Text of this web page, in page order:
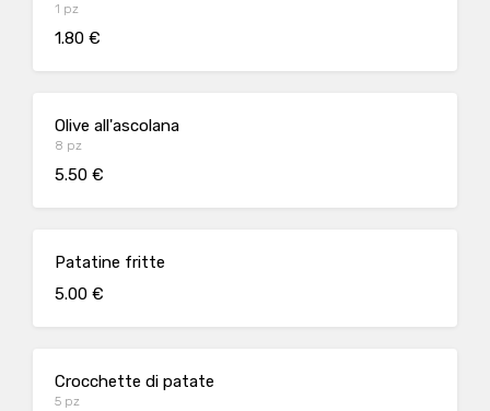
1 pz
1.80 €
Olive all'ascolana
8 pz
5.50 €
Patatine fritte
5.00 €
Crocchette di patate
5 pz